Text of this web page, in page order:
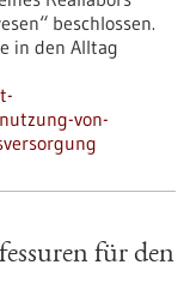
beschlossen.
in den Alltag
von-
für den